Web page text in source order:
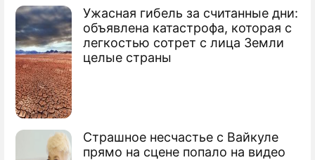
Ужасная гибель за считанные дни:
объявлена катастрофа, которая с
легкостью сотрет с лица Земли
целые страны
Страшное несчастье с Вайкуле
прямо на сцене попало на видео